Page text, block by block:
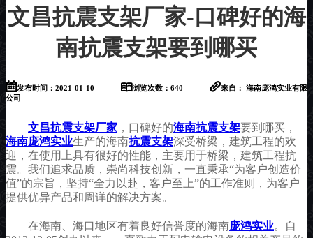
文昌抗震支架厂家-口碑好的海
南抗震支架要到哪买
发布时间：2021-01-10 浏览次数：640
来自： 海南庞鸿实业有限
公司
文昌抗震支架厂家 ，口碑好的海南抗震支架要到哪买，
海南庞鸿实业生产的海南抗震支架深受桥梁，建筑工程的欢
迎，在使用上具有很好的性能，主要用于桥梁，建筑工程抗
震。我们追求品质，崇尚科技创新，一直秉承“为客户创造价
值”的宗旨，坚持“全力以赴，客户至上”的工作准则，为客户
提供优异产品和周详的解决方案。
在海南、海口地区有着良好信誉度的海南庞鸿实业。自